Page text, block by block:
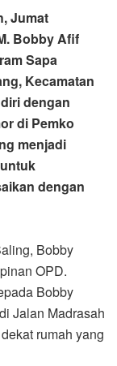
Jumat
Bobby Afif
Sapa
Kecamatan
dengan
di Pemko
menjadi
dengan
Bobby
OPD.
Bobby
Jalan Madrasah
rumah yang